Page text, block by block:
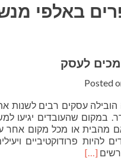
באלפי
לעסק
Posted
הובילה עסקים רבים
במקום שהעובדים יגיעו
מהבית או מכל מקום אחר
להיות פרודוקטיביים
Read
[…]